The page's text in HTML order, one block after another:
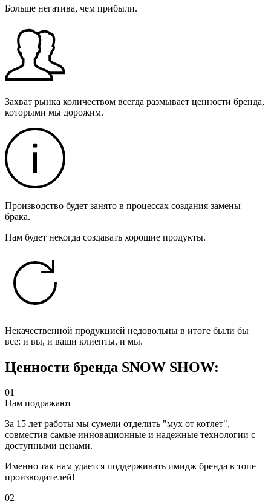
Больше негатива, чем прибыли.
Захват рынка количеством всегда размывает ценности бренда,
которыми мы дорожим.
Производство будет занято в процессах создания замены
брака.
Нам будет некогда создавать хорошие продукты.
Некачественной продукцией недовольны в итоге были бы
все: и вы, и ваши клиенты, и мы.
Ценности бренда SNOW SHOW:
01
Нам подражают
За 15 лет работы мы сумели отделить "мух от котлет",
совместив самые инновационные и надежные технологии с
доступными ценами.
Именно так нам удается поддерживать имидж бренда в топе
производителей!
02